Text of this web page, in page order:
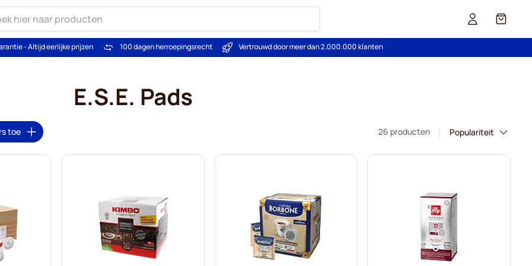
Cart
- Altijd eerlijke prijzen 100 dagen herroepingsrecht Vertrouwd door meer dan 2.000.000 klanten
E.S.E. Pads
toe 26 producten